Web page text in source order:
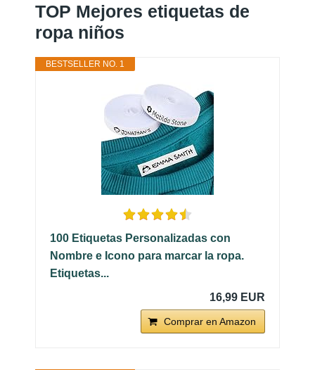
TOP Mejores etiquetas de
ropa niños
BESTSELLER NO. 1
100 Etiquetas Personalizadas con
Nombre e Icono para marcar la ropa.
Etiquetas...
16,99 EUR
Comprar en Amazon